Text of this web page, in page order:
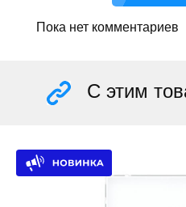
Пока нет комментариев
С этим